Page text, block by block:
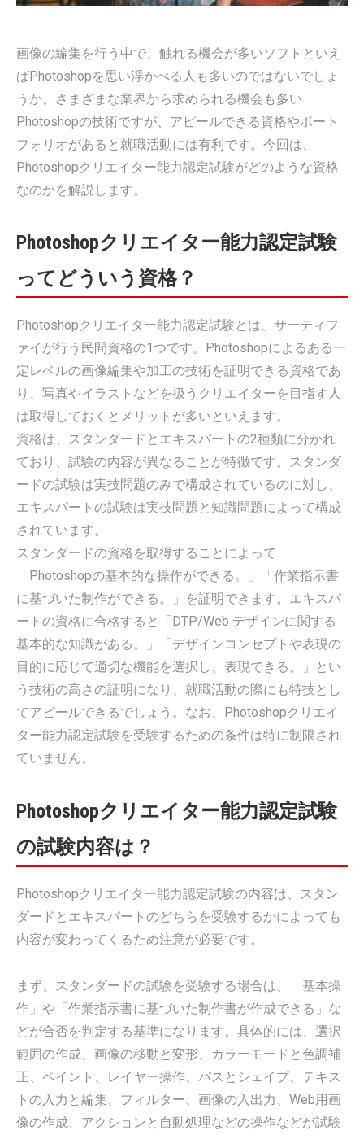
画像の編集を行う中で、触れる機会が多いソフトといえ
ばPhotoshopを思い浮かべる人も多いのではないでしょ
うか。さまざまな業界から求められる機会も多い
Photoshopの技術ですが、アピールできる資格やポート
フォリオがあると就職活動には有利です。今回は、
Photoshopクリエイター能力認定試験がどのような資格
なのかを解説します。
Photoshopクリエイター能力認定試験
ってどういう資格？
Photoshopクリエイター能力認定試験とは、サーティフ
ァイが行う民間資格の1つです。Photoshopによるある一
定レベルの画像編集や加工の技術を証明できる資格であ
り、写真やイラストなどを扱うクリエイターを目指す人
は取得しておくとメリットが多いといえます。
資格は、スタンダードとエキスパートの2種類に分かれ
ており、試験の内容が異なることが特徴です。スタンダ
ードの試験は実技問題のみで構成されているのに対し、
エキスパートの試験は実技問題と知識問題によって構成
されています。
スタンダードの資格を取得することによって
「Photoshopの基本的な操作ができる。」「作業指示書
に基づいた制作ができる。」を証明できます。エキスパ
ートの資格に合格すると「DTP/Web デザインに関する
基本的な知識がある。」「デザインコンセプトや表現の
目的に応じて適切な機能を選択し、表現できる。」とい
う技術の高さの証明になり、就職活動の際にも特技とし
てアピールできるでしょう。なお、Photoshopクリエイ
ター能力認定試験を受験するための条件は特に制限され
ていません。
Photoshopクリエイター能力認定試験
の試験内容は？
Photoshopクリエイター能力認定試験の内容は、スタン
ダードとエキスパートのどちらを受験するかによっても
内容が変わってくるため注意が必要です。
まず、スタンダードの試験を受験する場合は、「基本操
作」や「作業指示書に基づいた制作書が作成できる」な
どが合否を判定する基準になります。具体的には、選択
範囲の作成、画像の移動と変形、カラーモードと色調補
正、ペイント、レイヤー操作、パスとシェイプ、テキス
トの入力と編集、フィルター、画像の入出力、Web用画
像の作成、アクションと自動処理などの操作などが試験